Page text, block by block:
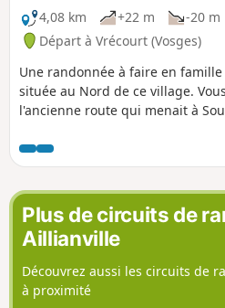
4,08 km
+22 m -20 m
Départ à Vrécourt (Vosges)
Une randonnée à faire en
située au Nord de ce village.
l'ancienne route qui menait à
Plus de circuits de
Aillianville
Découvrez aussi les circuits de
à proximité